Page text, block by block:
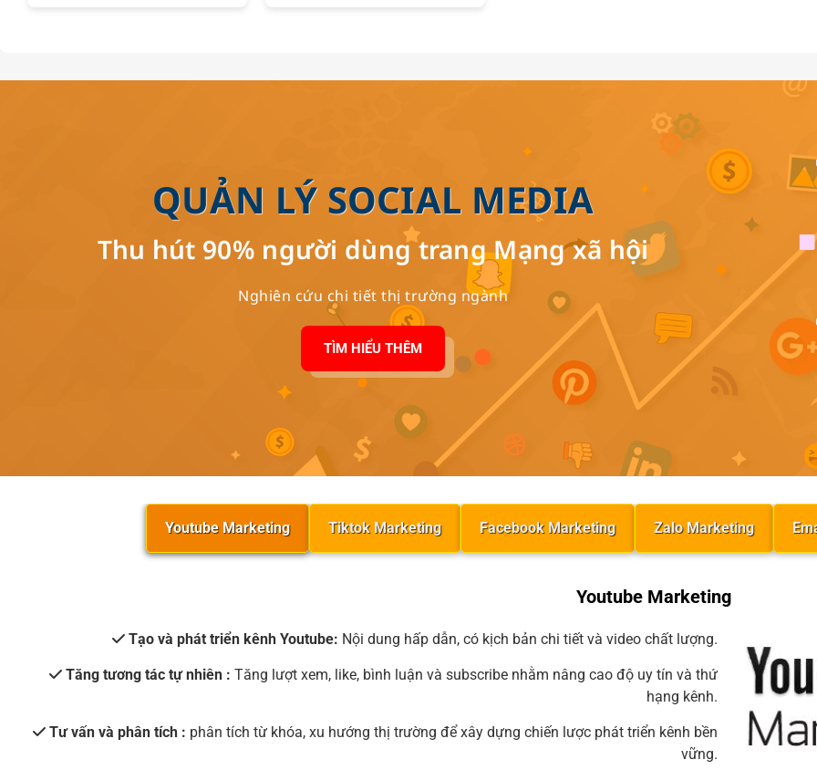
QUẢN LÝ SOCIAL MEDIA
Thu hút 90% người dùng trang Mạng xã hội
Nghiên cứu chi tiết thị trường ngành
TÌM HIỂU THÊM
Youtube Marketing Tiktok Marketing Facebook Marketing Zalo Marketing
Youtube Marketing
Tạo và phát triển kênh Youtube: Nội dung hấp dẫn, có kịch bản chi tiết và video chất lượng.
Tăng tương tác tự nhiên : Tăng lượt xem, like, bình luận và subscribe nhằm nâng cao độ uy tín và thứ
hạng kênh.
Tư vấn và phân tích : phân tích từ khóa, xu hướng thị trường để xây dựng chiến lược phát triển kênh bền
vững.